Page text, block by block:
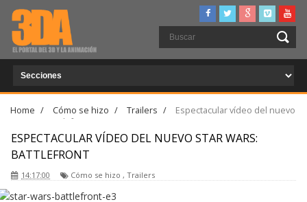
Home / Cómo se hizo / Trailers /
Espectacular vídeo del nuevo
Star Wars: Battlefront
ESPECTACULAR VÍDEO DEL NUEVO STAR WARS:
BATTLEFRONT
14:17:00 Cómo se hizo , Trailers